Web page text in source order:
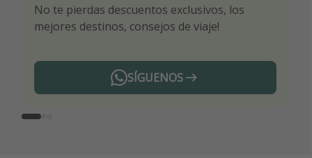
No te pierdas descuentos exclusivos, los
mejores destinos, consejos de viaje!
SÍGUENOS
Sé el primero en reservar nuestros chollazos
¡Recibe las mejores ofertas seleccionadas para
ti por nuestros expertos en viajes
Telegram